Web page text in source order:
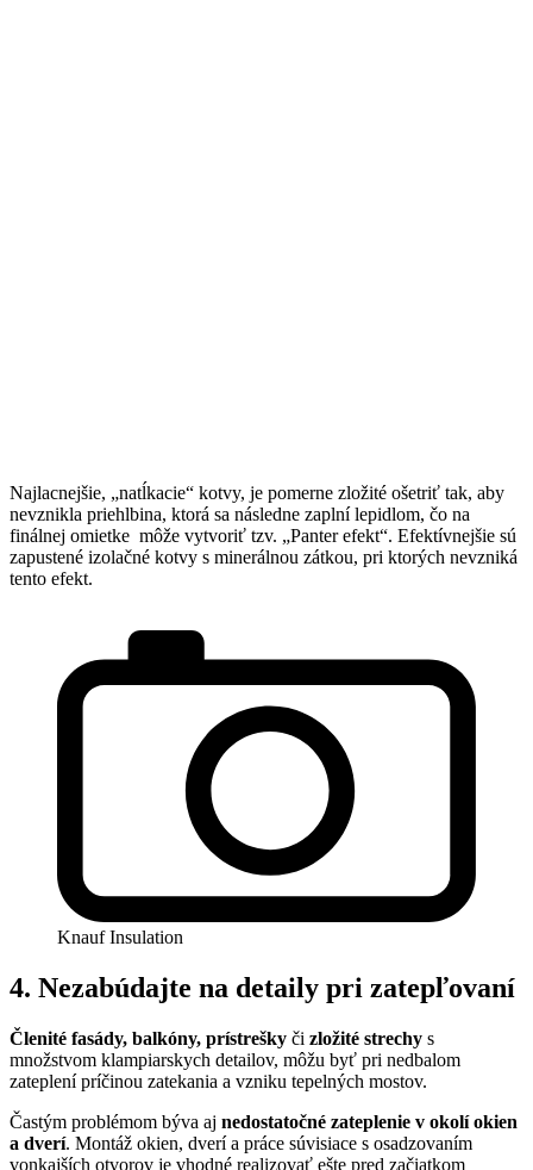
Najlacnejšie, „natĺkacie“ kotvy, je pomerne zložité ošetriť tak, aby
nevznikla priehlbina, ktorá sa následne zaplní lepidlom, čo na
finálnej omietke môže vytvoriť tzv. „Panter efekt“. Efektívnejšie sú
zapustené izolačné kotvy s minerálnou zátkou, pri ktorých nevzniká
tento efekt.
Knauf Insulation
4. Nezabúdajte na detaily pri zatepľovaní
Členité fasády, balkóny, prístrešky či zložité strechy s
množstvom klampiarskych detailov, môžu byť pri nedbalom
zateplení príčinou zatekania a vzniku tepelných mostov.
Častým problémom býva aj nedostatočné zateplenie v okolí okien
a dverí. Montáž okien, dverí a práce súvisiace s osadzovaním
vonkajších otvorov je vhodné realizovať ešte pred začiatkom